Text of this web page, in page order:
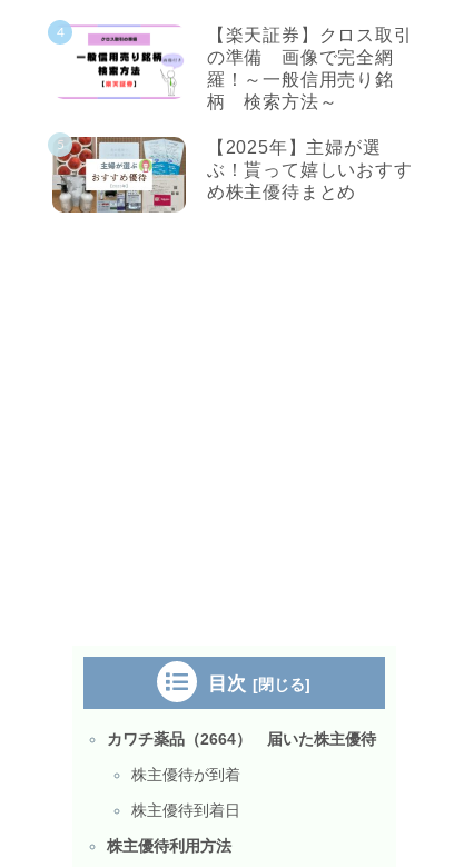
【楽天証券】クロス取引
の準備 画像で完全網
羅！～一般信用売り銘
柄 検索方法～
【2025年】主婦が選
ぶ！貰って嬉しいおすす
め株主優待まとめ
目次
カワチ薬品（2664） 届いた株主優待
株主優待が到着
株主優待到着日
株主優待利用方法